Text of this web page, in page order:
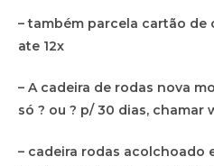
– também parcela cartão de
ate 12x
– A cadeira de rodas nova
só ? ou ? p/ 30 dias, chamar
– cadeira rodas acolchoado